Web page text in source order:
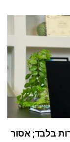
בלבד; אסור